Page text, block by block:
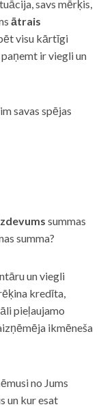
savs mērķis,
ātrais
visu kārtīgi
ir viegli un
savas spējas
summas
summa?
un viegli
kredīta,
pieļaujamo
ikmēneša
no Jums
un kur esat